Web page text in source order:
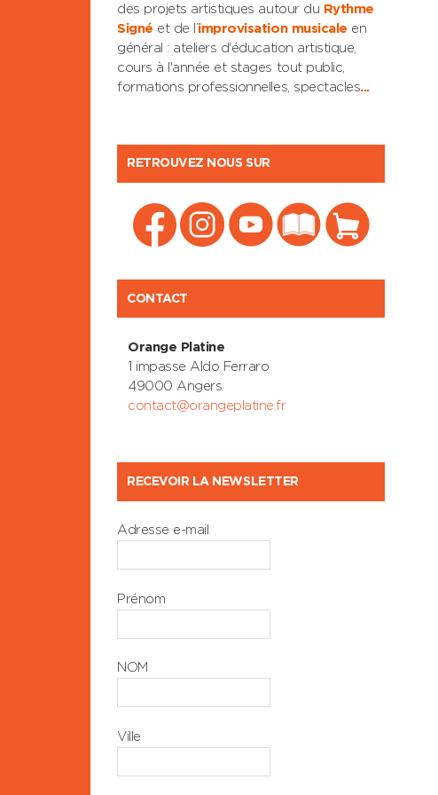
des projets artistiques autour du Rythme
Signé et de l’improvisation musicale en
général : ateliers d'éducation artistique,
cours à l'année et stages tout public,
formations professionnelles, spectacles...
RETROUVEZ NOUS SUR
CONTACT
Orange Platine
1 impasse Aldo Ferraro
49000 Angers
contact@orangeplatine.fr
RECEVOIR LA NEWSLETTER
Adresse e-mail
Prénom
NOM
Ville